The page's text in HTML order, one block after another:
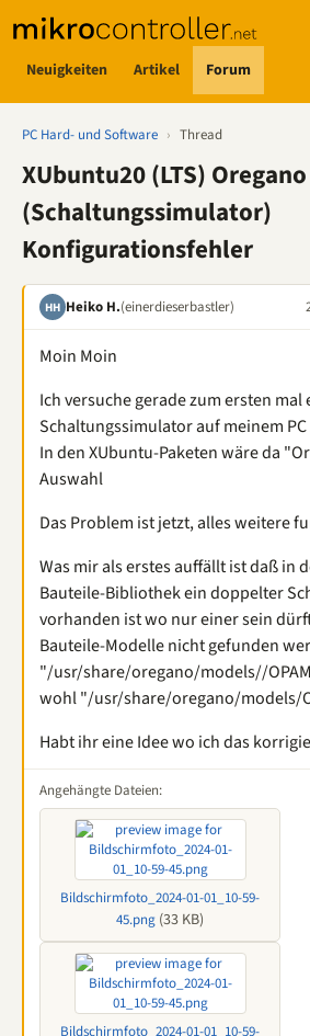
Neuigkeiten Artikel Forum
PC Hard- und Software › Thread
XUbuntu20 (LTS)
(Schaltungssimulator)
Konfigurationsfehler
HH Heiko H.(einerdieserbastler)
Moin Moin
Ich versuche gerade zum ersten mal
Schaltungssimulator auf meinem
In den XUbuntu-Paketen wäre da
Auswahl
Das Problem ist jetzt, alles weitere
Was mir als erstes auffällt ist daß in
Bauteile-Bibliothek ein doppelter
vorhanden ist wo nur einer sein
Bauteile-Modelle nicht gefunden
"/usr/share/oregano/models//
wohl "/usr/share/oregano/models/
Habt ihr eine Idee wo ich das
Angehängte Dateien:
Bildschirmfoto_2024-01-01_10-59-
45.png (33 KB)
Bildschirmfoto_2024-01-01_10-59-